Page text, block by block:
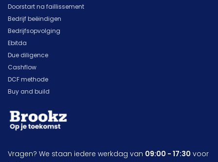
Doorstart na faillissement
Bedrijf beëindigen
Bedrijfsopvolging
Ebitda
Due diligence
Cashflow
DCF methode
Buy and build
Vragen? We staan iedere werkdag van 09:00 - 17:30 voor